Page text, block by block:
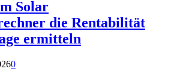
Solar
die Rentabilität
ermitteln
0